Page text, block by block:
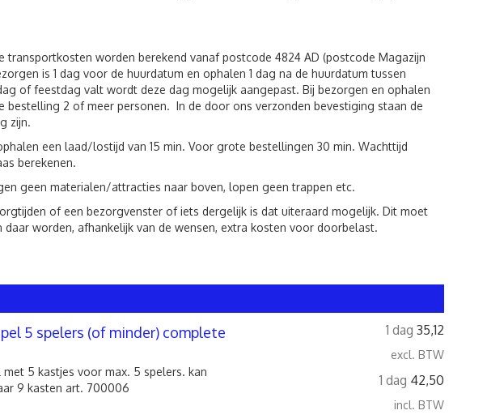
worden berekend vanaf postcode 4824 AD (postcode Magazijn
is 1 dag voor de huurdatum en ophalen 1 dag na de huurdatum tussen
of feestdag valt wordt deze dag mogelijk aangepast. Bij bezorgen en ophalen
bestelling 2 of meer personen. In de door ons verzonden bevestiging staan de
zijn.
een laad/lostijd van 15 min. Voor grote bestellingen 30 min. Wachttijd
berekenen.
geen materialen/attracties naar boven, lopen geen trappen etc.
of een bezorgvenster of iets dergelijk is dat uiteraard mogelijk. Dit moet
worden, afhankelijk van de wensen, extra kosten voor doorbelast.
1 dag 35,12
excl. BTW
1 dag 42,50
incl. BTW
5 spelers (of minder) complete
5 kastjes voor max. 5 spelers. kan
9 kasten art. 700006